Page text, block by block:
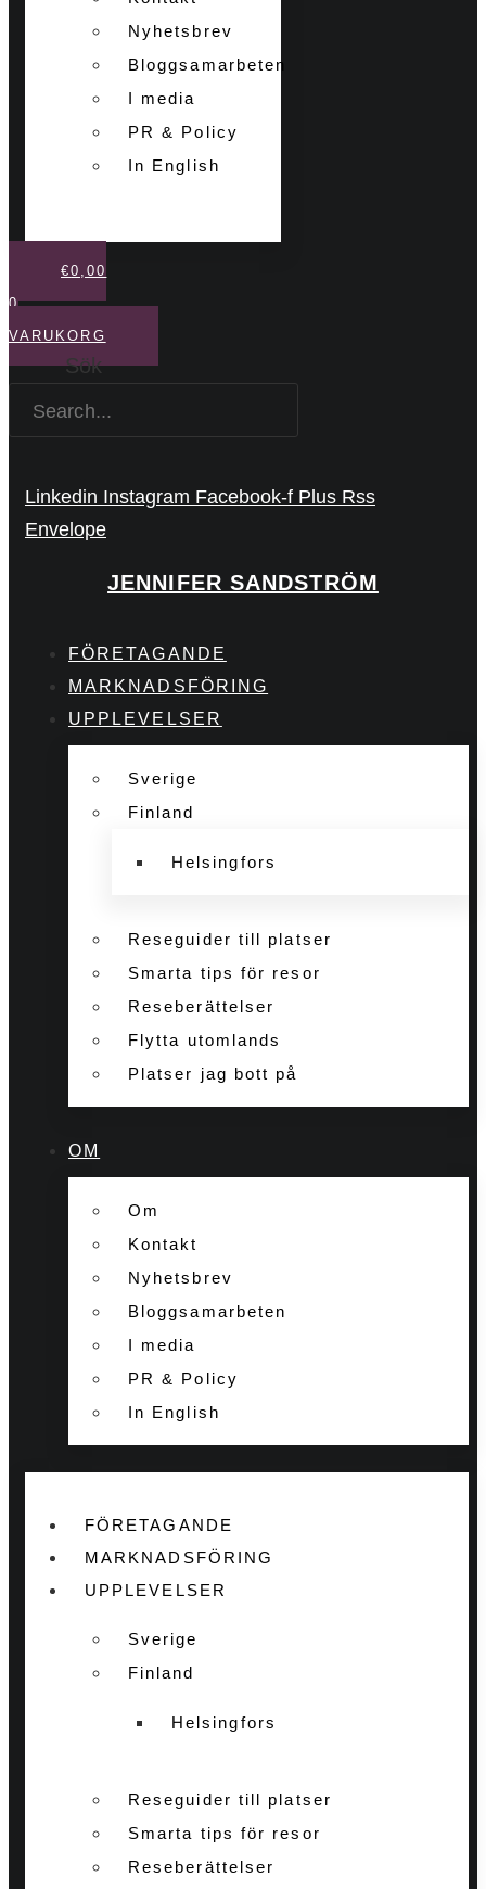
Nyhetsbrev
Bloggsamarbeten
I media
PR & Policy
In English
€0,00
0
VARUKORG
Sök
Linkedin Instagram Facebook-f Plus Rss
Envelope
JENNIFER SANDSTRÖM
FÖRETAGANDE
MARKNADSFÖRING
UPPLEVELSER
Sverige
Finland
Helsingfors
Reseguider till platser
Smarta tips för resor
Reseberättelser
Flytta utomlands
Platser jag bott på
OM
Om
Kontakt
Nyhetsbrev
Bloggsamarbeten
I media
PR & Policy
In English
FÖRETAGANDE
MARKNADSFÖRING
UPPLEVELSER
Sverige
Finland
Helsingfors
Reseguider till platser
Smarta tips för resor
Reseberättelser